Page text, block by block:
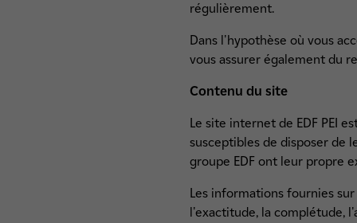
régulièrement.
Dans l'hypothèse où vous
vous assurer également du
Contenu du site
Le site internet de EDF PEI
susceptibles de disposer de
groupe EDF ont leur propre
Les informations fournies
l'exactitude, la complétude,